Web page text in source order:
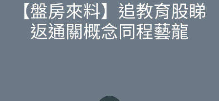
【盤房來料】追教育股睇
返通關概念同程藝龍